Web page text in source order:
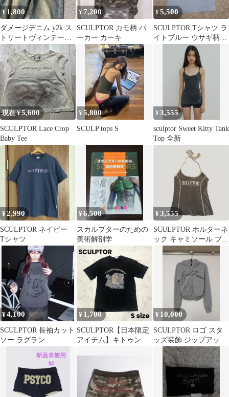
¥1,800
ダメージデニム y2k ス
トリートヴィンテージ
平成ギャル SCULPTOR
¥ 7,200
SCULPTOR カモ柄 パ
ーカー カーキ
¥5,500
SCULPTOR Tシャツ ラ
イトブルー ウサギ柄
現在 ¥5,600
SCULPTOR Lace Crop
Baby Tee
¥5,800
SCULP tops S
¥3,555
sculptor Sweet Kitty Tank
Top 全新
¥2,990
SCULPTOR ネイビー
Tシャツ
¥6,500
スカルプターのための
美術解剖学
¥3,555
SCULPTOR ホルターネ
ック キャミソール ブラ
¥4,100
SCULPTOR 長袖カット
ソー ラグラン
¥ 1,700
SCULPTOR【日本限定
アイテム】キトゥンボ
¥ 10,000
SCULPTOR ロゴ スタ
ッズ装飾 ジップアップ
パーカー グレー